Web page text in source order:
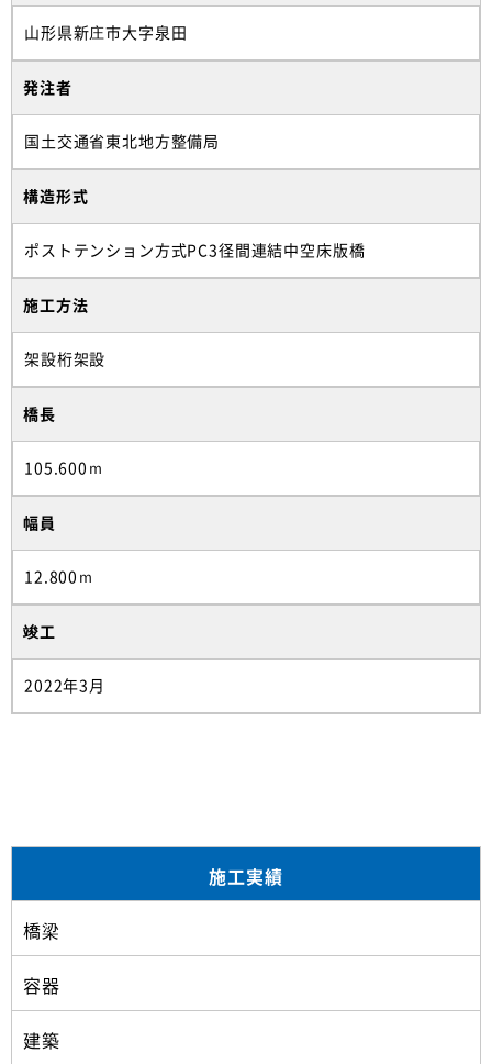
山形県新庄市大字泉田
発注者
国土交通省東北地方整備局
構造形式
ポストテンション方式PC3径間連結中空床版橋
施工方法
架設桁架設
橋長
105.600ｍ
幅員
12.800ｍ
竣工
2022年3月
施工実績
橋梁
容器
建築